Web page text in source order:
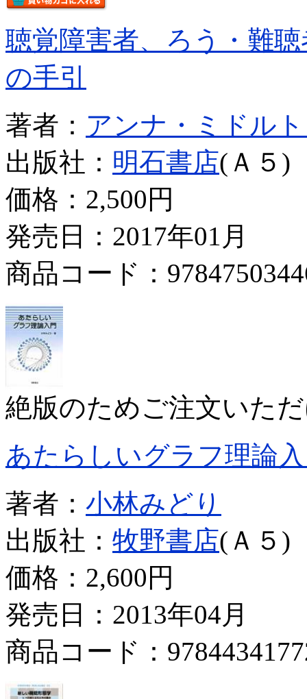
聴覚障害者、ろう・難
の手引
著者： アンナ・ミドル
出版社： 明石書店(Ａ５)
価格： 2,500円
発売日：2017年01月
商品コード：
絶版のためご注文いた
あたらしいグラフ理論
著者： 小林みどり
出版社： 牧野書店(Ａ５)
価格： 2,600円
発売日：2013年04月
商品コード：